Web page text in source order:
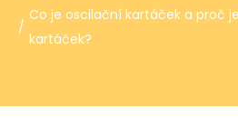
Co je oscilační kartáček a proč
kartáček?